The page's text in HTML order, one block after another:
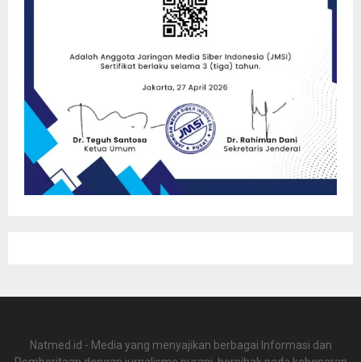
Natmed.id - Media yang menyajikan berbagai Informasi dan